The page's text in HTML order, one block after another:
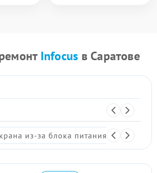
Infocus в Саратове
из-за блока питания